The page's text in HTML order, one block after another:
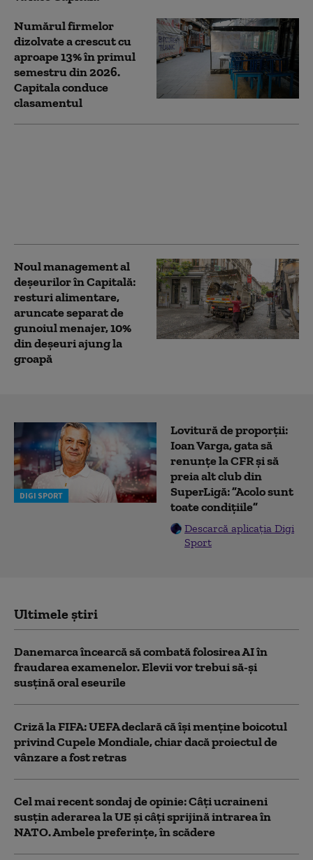
Numărul firmelor
dizolvate a crescut cu
aproape 13% în primul
semestru din 2026.
Capitala conduce
clasamentul
Noul management al
deşeurilor în Capitală:
resturi alimentare,
aruncate separat de
gunoiul menajer, 10%
din deșeuri ajung la
groapă
DIGI SPORT
Lovitură de proporții:
Ioan Varga, gata să
renunțe la CFR și să
preia alt club din
SuperLigă: ”Acolo sunt
toate condițiile”
Descarcă aplicația Digi
Sport
Ultimele știri
Danemarca încearcă să combată folosirea AI în
fraudarea examenelor. Elevii vor trebui să-şi
susţină oral eseurile
Criză la FIFA: UEFA declară că îşi menţine boicotul
privind Cupele Mondiale, chiar dacă proiectul de
vânzare a fost retras
Cel mai recent sondaj de opinie: Câți ucraineni
susțin aderarea la UE și câți sprijină intrarea în
NATO. Ambele preferințe, în scădere